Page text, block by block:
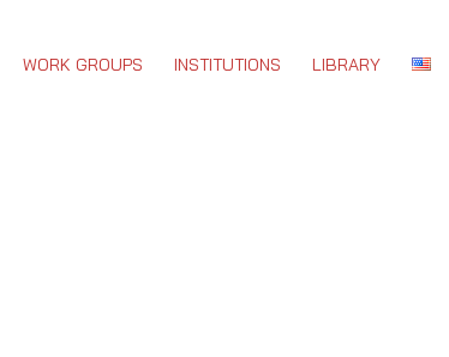
WORK GROUPS INSTITUTIONS LIBRARY